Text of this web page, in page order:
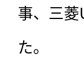
事、三
た。